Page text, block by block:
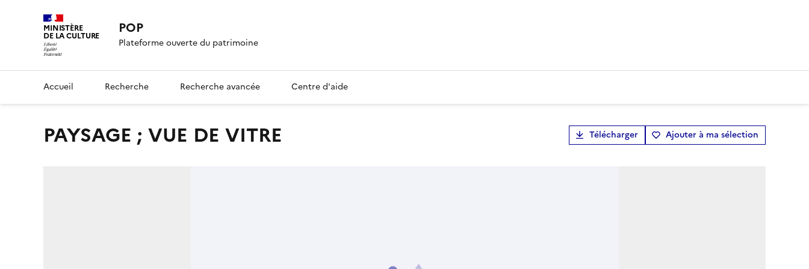
MINISTÈRE
DE LA CULTURE POP
Plateforme ouverte du patrimoine
Accueil Recherche Recherche avancée Centre d'aide
PAYSAGE ; VUE DE VITRE Télécharger Ajouter à ma sélection